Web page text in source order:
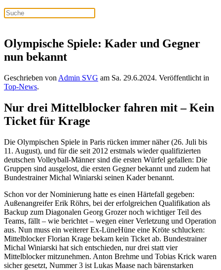
Olympische Spiele: Kader und Gegner
nun bekannt
Geschrieben von Admin SVG am Sa. 29.6.2024. Veröffentlicht in
Top-News.
Nur drei Mittelblocker fahren mit – Kein
Ticket für Krage
Die Olympischen Spiele in Paris rücken immer näher (26. Juli bis
11. August), und für die seit 2012 erstmals wieder qualifizierten
deutschen Volleyball-Männer sind die ersten Würfel gefallen: Die
Gruppen sind ausgelost, die ersten Gegner bekannt und zudem hat
Bundestrainer Michal Winiarski seinen Kader benannt.
Schon vor der Nominierung hatte es einen Härtefall gegeben:
Außenangreifer Erik Röhrs, bei der erfolgreichen Qualifikation als
Backup zum Diagonalen Georg Grozer noch wichtiger Teil des
Teams, fällt – wie berichtet – wegen einer Verletzung und Operation
aus. Nun muss ein weiterer Ex-LüneHüne eine Kröte schlucken:
Mittelblocker Florian Krage bekam kein Ticket ab. Bundestrainer
Michal Winiarski hat sich entschieden, nur drei statt vier
Mittelblocker mitzunehmen. Anton Brehme und Tobias Krick waren
sicher gesetzt, Nummer 3 ist Lukas Maase nach bärenstarken